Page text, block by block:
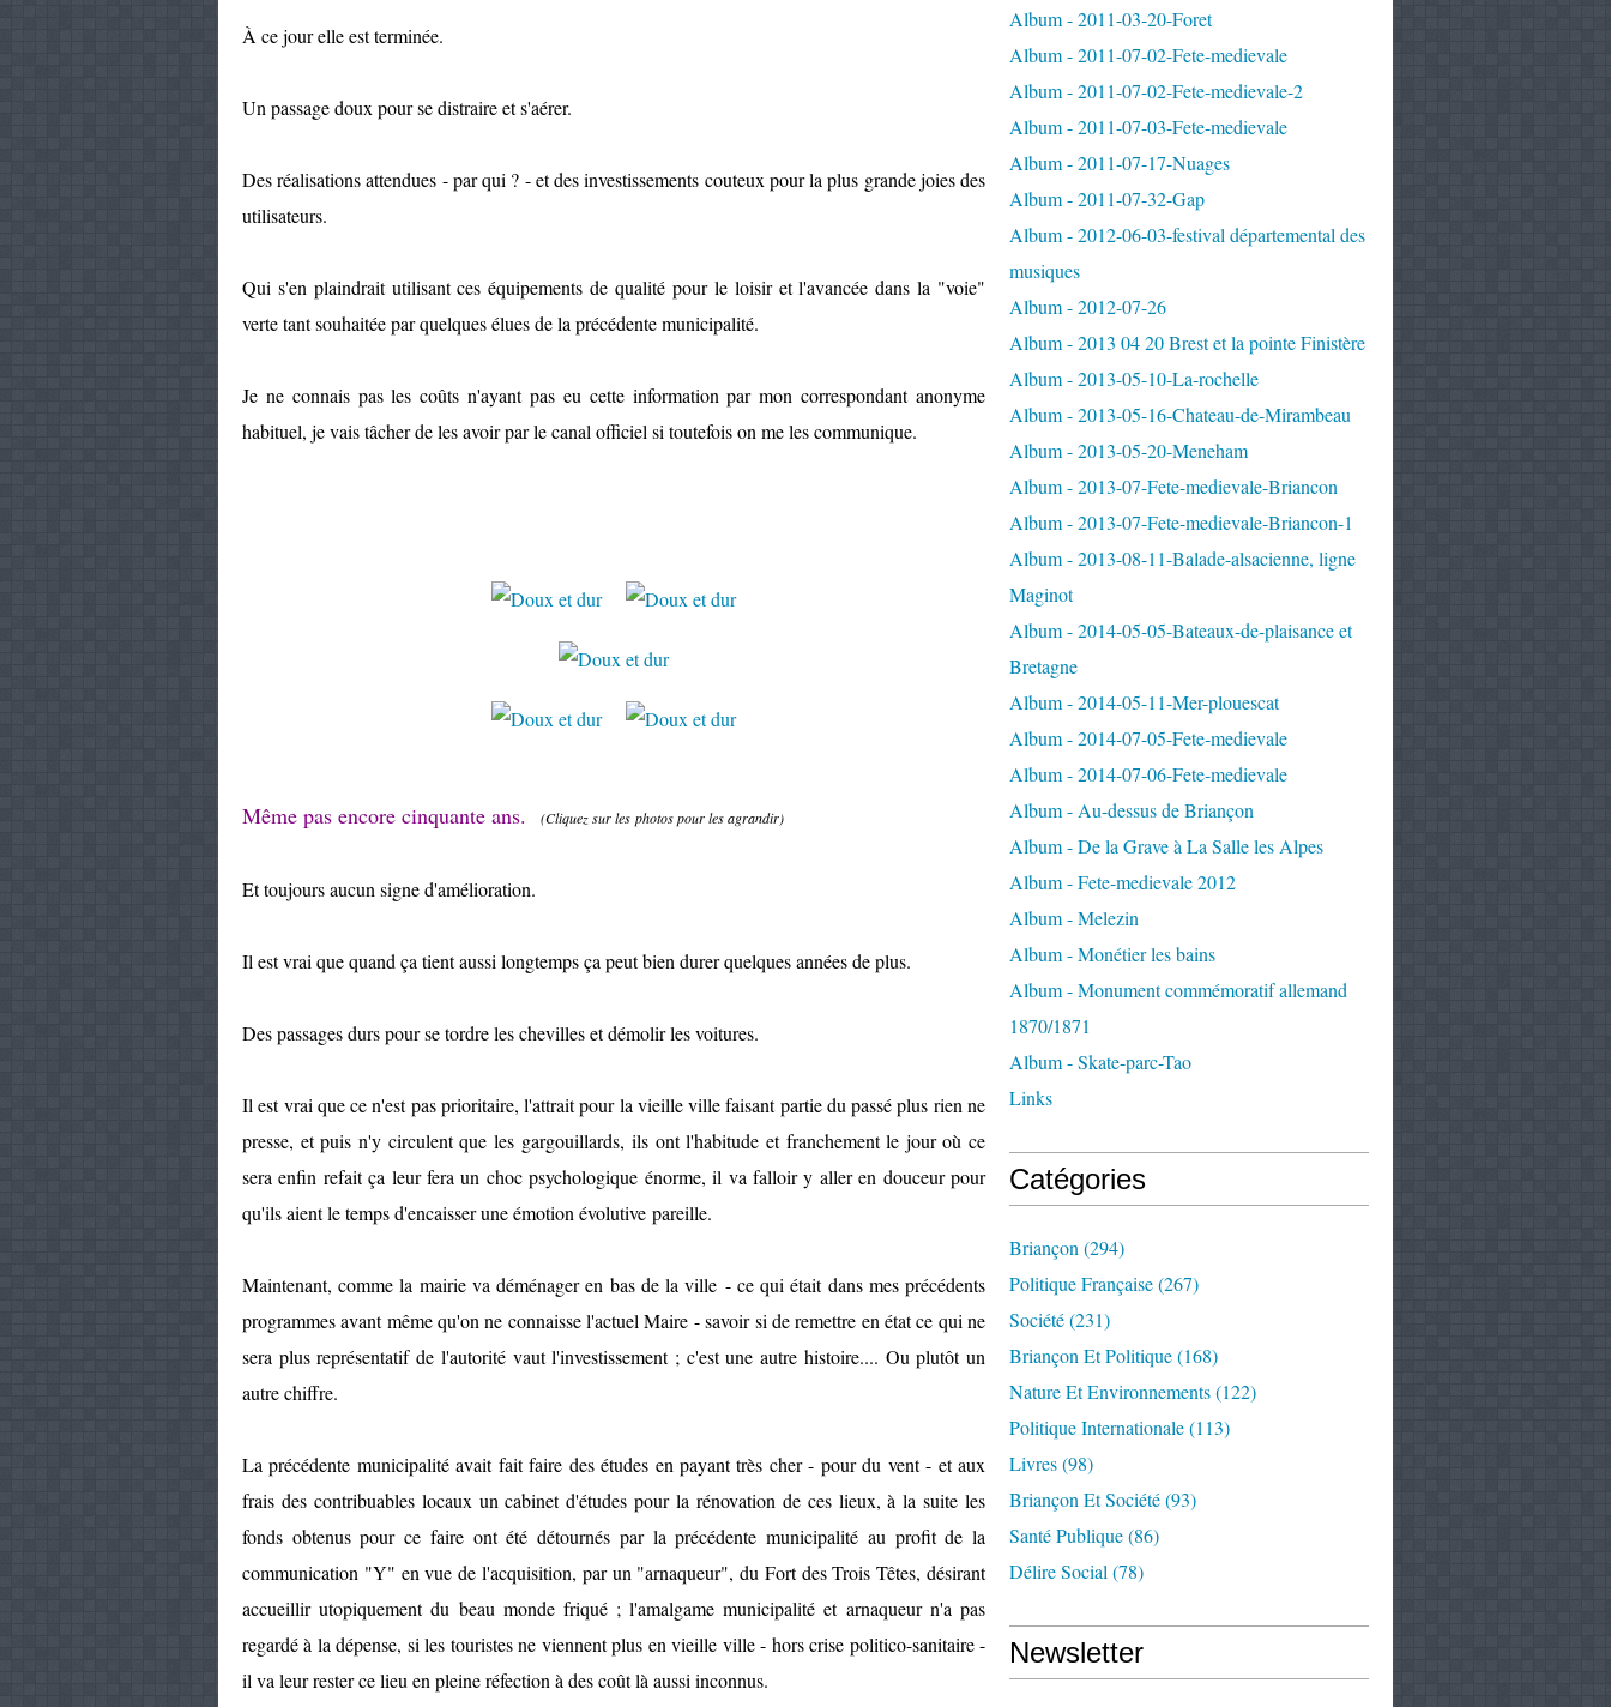
À ce jour elle est terminée.
Un passage doux pour se distraire et s'aérer.
Des réalisations attendues - par qui ? - et des investissements couteux pour la plus grande joies des
utilisateurs.
Qui s'en plaindrait utilisant ces équipements de qualité pour le loisir et l'avancée dans la "voie"
verte tant souhaitée par quelques élues de la précédente municipalité.
Je ne connais pas les coûts n'ayant pas eu cette information par mon correspondant anonyme
habituel, je vais tâcher de les avoir par le canal officiel si toutefois on me les communique.
Même pas encore cinquante ans. (Cliquez sur les photos pour les agrandir)
Et toujours aucun signe d'amélioration.
Il est vrai que quand ça tient aussi longtemps ça peut bien durer quelques années de plus.
Des passages durs pour se tordre les chevilles et démolir les voitures.
Il est vrai que ce n'est pas prioritaire, l'attrait pour la vieille ville faisant partie du passé plus rien ne
presse, et puis n'y circulent que les gargouillards, ils ont l'habitude et franchement le jour où ce
sera enfin refait ça leur fera un choc psychologique énorme, il va falloir y aller en douceur pour
qu'ils aient le temps d'encaisser une émotion évolutive pareille.
Maintenant, comme la mairie va déménager en bas de la ville - ce qui était dans mes précédents
programmes avant même qu'on ne connaisse l'actuel Maire - savoir si de remettre en état ce qui ne
sera plus représentatif de l'autorité vaut l'investissement ; c'est une autre histoire.... Ou plutôt un
autre chiffre.
La précédente municipalité avait fait faire des études en payant très cher - pour du vent - et aux
frais des contribuables locaux un cabinet d'études pour la rénovation de ces lieux, à la suite les
fonds obtenus pour ce faire ont été détournés par la précédente municipalité au profit de la
communication "Y" en vue de l'acquisition, par un "arnaqueur", du Fort des Trois Têtes, désirant
accueillir utopiquement du beau monde friqué ; l'amalgame municipalité et arnaqueur n'a pas
regardé à la dépense, si les touristes ne viennent plus en vieille ville - hors crise politico-sanitaire -
il va leur rester ce lieu en pleine réfection à des coût là aussi inconnus.
Album - 2011-03-20-Foret
Album - 2011-07-02-Fete-medievale
Album - 2011-07-02-Fete-medievale-2
Album - 2011-07-03-Fete-medievale
Album - 2011-07-17-Nuages
Album - 2011-07-32-Gap
Album - 2012-06-03-festival départemental des
musiques
Album - 2012-07-26
Album - 2013 04 20 Brest et la pointe Finistère
Album - 2013-05-10-La-rochelle
Album - 2013-05-16-Chateau-de-Mirambeau
Album - 2013-05-20-Meneham
Album - 2013-07-Fete-medievale-Briancon
Album - 2013-07-Fete-medievale-Briancon-1
Album - 2013-08-11-Balade-alsacienne, ligne
Maginot
Album - 2014-05-05-Bateaux-de-plaisance et
Bretagne
Album - 2014-05-11-Mer-plouescat
Album - 2014-07-05-Fete-medievale
Album - 2014-07-06-Fete-medievale
Album - Au-dessus de Briançon
Album - De la Grave à La Salle les Alpes
Album - Fete-medievale 2012
Album - Melezin
Album - Monétier les bains
Album - Monument commémoratif allemand
1870/1871
Album - Skate-parc-Tao
Links
Catégories
Briançon (294)
Politique Française(267)
Société(231)
Briançon Et Politique(168)
Nature Et Environnements(122)
Politique Internationale(113)
Livres(98)
Briançon Et Société(93)
Santé Publique(86)
Délire Social (78)
Newsletter